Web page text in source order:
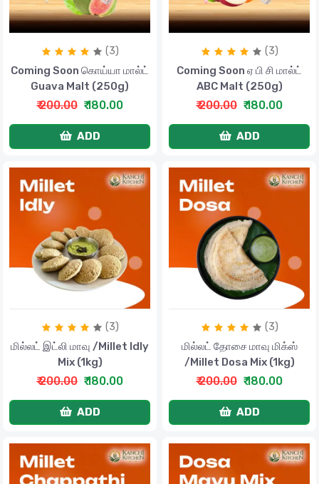
(3)
Coming Soon கொய்யா மால்ட்
Guava Malt (250g)
₹ 200.00 ₹ 180.00
ADD
(3)
Coming Soon ஏ பி சி மால்ட்
ABC Malt (250g)
₹ 200.00 ₹ 180.00
ADD
(3)
மில்லட் இட்லி மாவு /Millet Idly
Mix (1kg)
₹ 200.00 ₹ 180.00
ADD
(3)
மில்லட் தோசை மாவு மிக்ஸ்
/Millet Dosa Mix (1kg)
₹ 200.00 ₹ 180.00
ADD